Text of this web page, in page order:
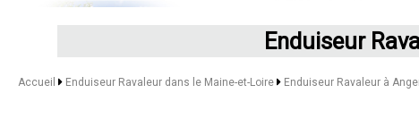
Enduiseur
Accueil Enduiseur Ravaleur dans le Maine-et-Loire Enduiseur Ravaleur à